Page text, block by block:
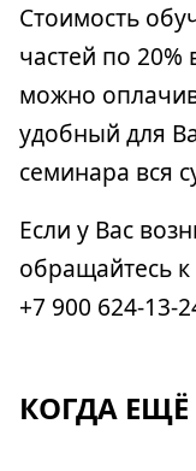
Стоимость
частей по
можно
удобный для
семинара вся
Если у Вас
обращайтесь
+7 900 624-13-
КОГДА ЕЩЁ